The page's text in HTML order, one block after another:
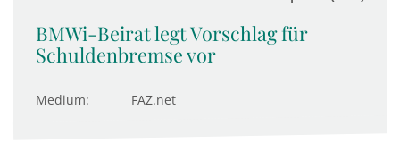
BMWi-Beirat legt Vorschlag für
Schuldenbremse vor
Medium: FAZ.net